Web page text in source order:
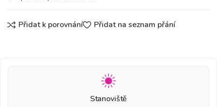
Přidat k porovnání Přidat na seznam přání
Stanoviště